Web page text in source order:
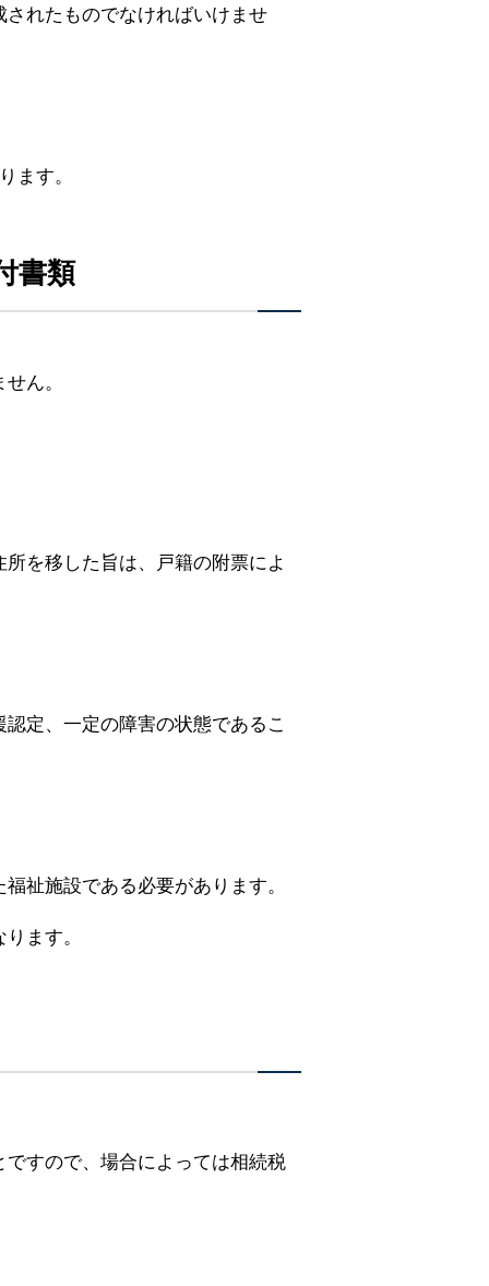
れたものでなければいけませ
ます。
書類
ん。
を移した旨は、戸籍の附票によ
定、一定の障害の状態であるこ
祉施設である必要があります。
ます。
すので、場合によっては相続税